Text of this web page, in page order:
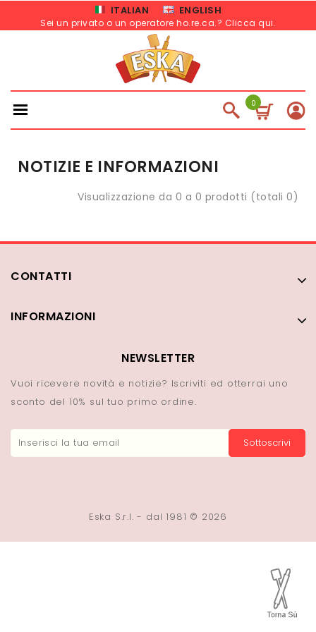
ITALIAN ENGLISH
Sei un privato o un operatore ho.re.ca.? Clicca qui.
0
NOTIZIE E INFORMAZIONI
Visualizzazione da 0 a 0 prodotti (totali 0)
CONTATTI
INFORMAZIONI
NEWSLETTER
Vuoi ricevere novità e notizie? Iscriviti ed otterrai uno
sconto del 10% sul tuo primo ordine.
Sottoscrivi
Eska S.r.l. - dal 1981 © 2026